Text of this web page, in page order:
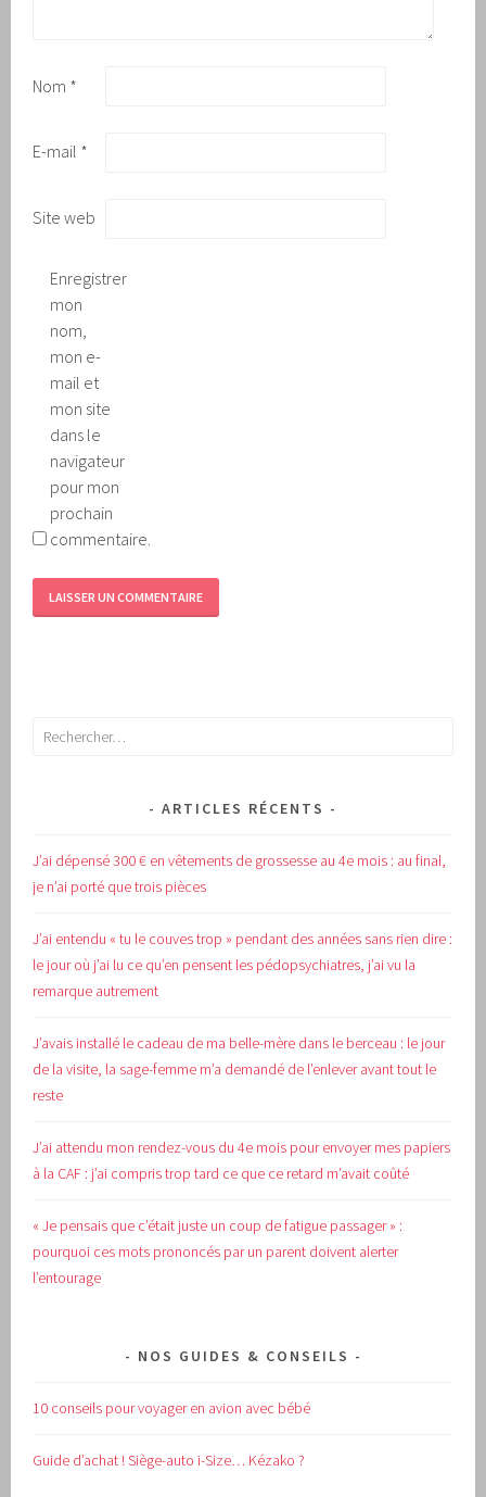
Nom *
E-mail *
Site web
Enregistrer
mon
nom,
mon e-
mail et
mon site
dans le
navigateur
pour mon
prochain
commentaire.
Rechercher :
ARTICLES RÉCENTS
J’ai dépensé 300 € en vêtements de grossesse au 4e mois : au final,
je n’ai porté que trois pièces
J’ai entendu « tu le couves trop » pendant des années sans rien dire :
le jour où j’ai lu ce qu’en pensent les pédopsychiatres, j’ai vu la
remarque autrement
J’avais installé le cadeau de ma belle-mère dans le berceau : le jour
de la visite, la sage-femme m’a demandé de l’enlever avant tout le
reste
J’ai attendu mon rendez-vous du 4e mois pour envoyer mes papiers
à la CAF : j’ai compris trop tard ce que ce retard m’avait coûté
« Je pensais que c’était juste un coup de fatigue passager » :
pourquoi ces mots prononcés par un parent doivent alerter
l’entourage
NOS GUIDES & CONSEILS
10 conseils pour voyager en avion avec bébé
Guide d’achat !Siège-auto i-Size… Kézako ?